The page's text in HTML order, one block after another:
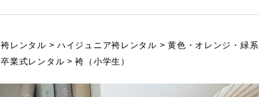
袴レンタル > ハイジュニア袴レンタル >黄色・オレンジ・緑系
卒業式レンタル >袴（小学生）